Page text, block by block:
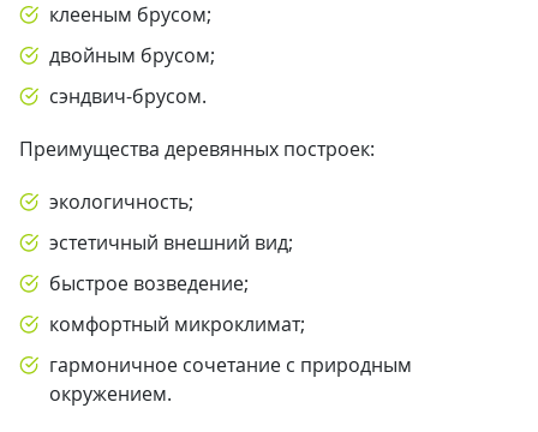
клееным брусом;
двойным брусом;
сэндвич-брусом.
Преимущества деревянных построек:
экологичность;
эстетичный внешний вид;
быстрое возведение;
комфортный микроклимат;
гармоничное сочетание с природным
окружением.